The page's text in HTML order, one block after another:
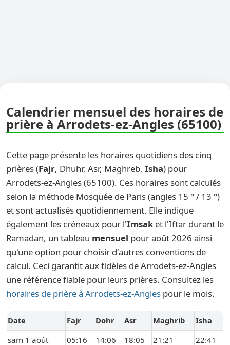
Calendrier mensuel des horaires de
prière à Arrodets-ez-Angles (65100)
Cette page présente les horaires quotidiens des cinq
prières (Fajr, Dhuhr, Asr, Maghreb, Isha) pour
Arrodets-ez-Angles (65100). Ces horaires sont calculés
selon la méthode Mosquée de Paris (angles 15 ° / 13 °)
et sont actualisés quotidiennement. Elle indique
également les créneaux pour l'Imsak et l'Iftar durant le
Ramadan, un tableau mensuel pour août 2026 ainsi
qu'une option pour choisir d'autres conventions de
calcul. Ceci garantit aux fidèles de Arrodets-ez-Angles
une référence fiable pour leurs prières. Consultez les
horaires de prière à Arrodets-ez-Angles pour le mois.
Date Fajr Dohr Asr Maghrib
Isha
sam 1 août
05:16 14:06 18:05 21:21 22:41